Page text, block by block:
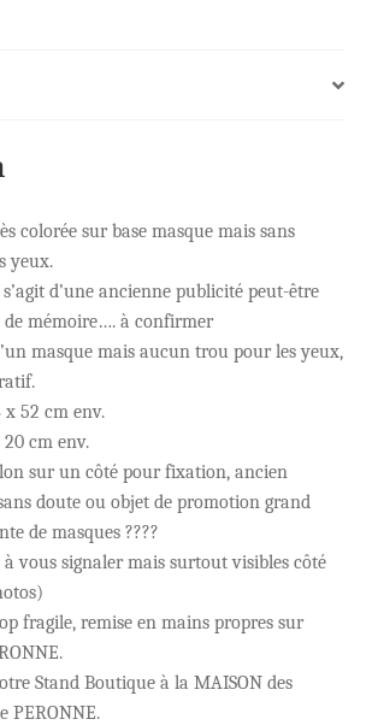
colorée sur base masque mais sans
yeux.
d’une ancienne publicité peut-être
de mémoire…. à confirmer
masque mais aucun trou pour les yeux,
52 cm env.
cm env.
sur un côté pour fixation, ancien
doute ou objet de promotion grand
de masques ????
vous signaler mais surtout visibles côté
fragile, remise en mains propres sur
Stand Boutique à la MAISON des
PERONNE.